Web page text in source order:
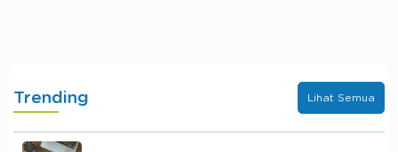
Trending Lihat Semua